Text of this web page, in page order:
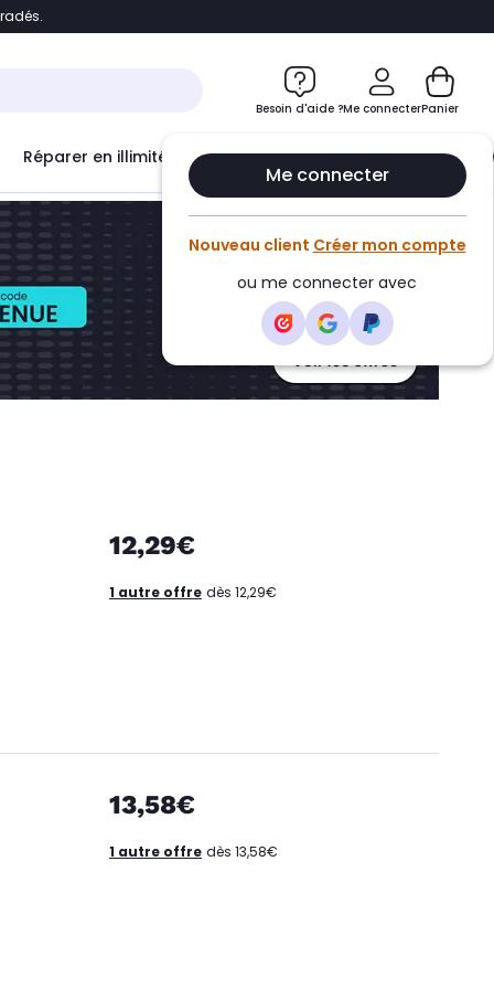
Besoin d'aide ?Me connecter
Me connecter
Nouveau client Créer mon compte
ou me connecter avec
Panier
Réparer en illimité avec Le Club Infinity
12,29€
1 autre offre dès 12,29€
13,58€
1 autre offre dès 13,58€